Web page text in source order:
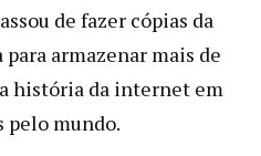
de fazer cópias da
armazenar mais de
história da internet em
pelo mundo.